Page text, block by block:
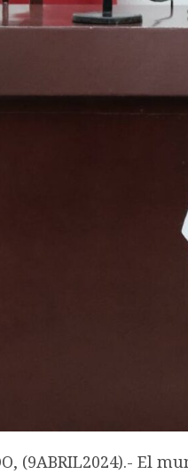
(9ABRIL2024).- El